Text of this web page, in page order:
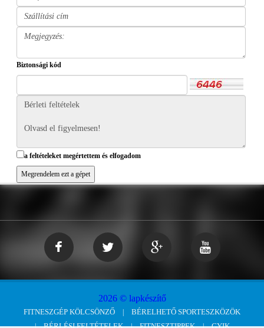
Biztonsági kód
a feltételeket megértettem és elfogadom
2026 © lapkészítő
FITNESZGÉP KÖLCSÖNZŐ
BÉRELHETŐ SPORTESZKÖZÖK
BÉRLÉSI FELTÉTELEK
FITNESZTIPPEK GYIK